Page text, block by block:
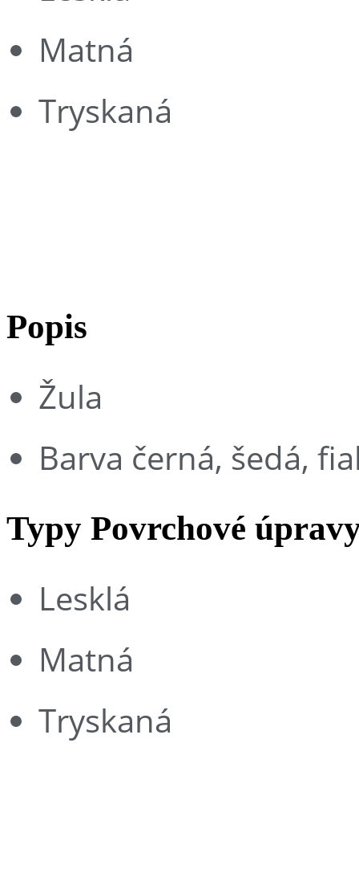
Matná
Tryskaná
Popis
Žula
Barva černá, šedá,
Typy Povrchové
Lesklá
Matná
Tryskaná